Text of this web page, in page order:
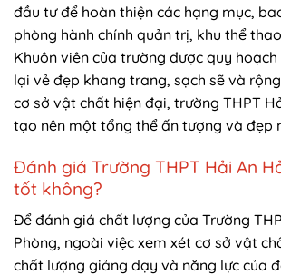
đầu tư để hoàn thiện các hạng mục,
phòng hành chính quản trị, khu thể
Khuôn viên của trường được quy
lại vẻ đẹp khang trang, sạch sẽ và
cơ sở vật chất hiện đại, trường THPT
tạo nên một tổng thể ấn tượng và đẹp
Đánh giá Trường THPT Hải An
tốt không?
Để đánh giá chất lượng của Trường
Phòng, ngoài việc xem xét cơ sở vật
chất lượng giảng dạy và năng lực của